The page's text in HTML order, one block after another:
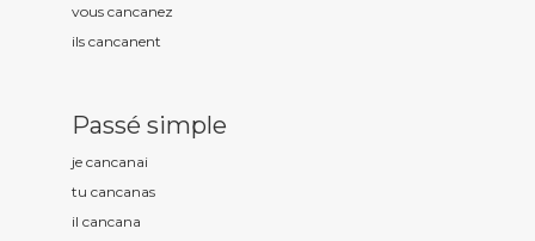
vous cancanez
ils cancanent
Passé simple
je cancanai
tu cancanas
il cancana